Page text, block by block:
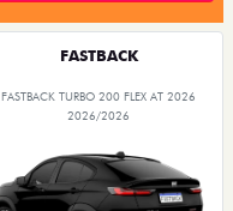
FASTBACK
FASTBACK TURBO 200 FLEX AT 2026
2026/2026